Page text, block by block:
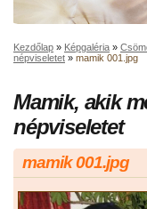
Kezdőlap » Képgaléria »
népviseletet » mamik 001.jpg
Mamik, akik
népviseletet
mamik 001.jpg